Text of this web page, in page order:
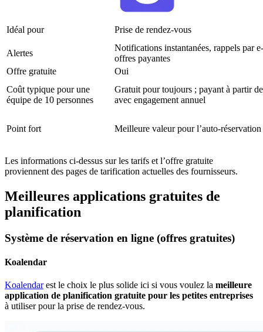
Idéal pour Prise de rendez-vous
Alertes
Notifications instantanées, rappels par
offres payantes
Offre gratuite
Oui
Coût typique pour une
équipe de 10 personnes
Gratuit pour toujours ; payant à partir
avec engagement annuel
Point fort Meilleure valeur pour
Les informations ci-dessus sur les tarifs et l’offre gratuite
proviennent des pages de tarification actuelles des fournisseurs.
Meilleures applications gratuites de
planification
Système de réservation en ligne (offres gratuites)
Koalendar
Koalendarest le choix le plus solide ici si vous voulez la meilleure
application de planification gratuite pour les petites entreprises
à utiliser pour la prise de rendez-vous.